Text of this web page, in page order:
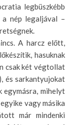
legbüszkébb
nép legaljával –
A harcz előtt,
hasuknak
csak két végtollat
és sarkantyujokat
egymásra, mihelyt
vagy másika
már mindenki